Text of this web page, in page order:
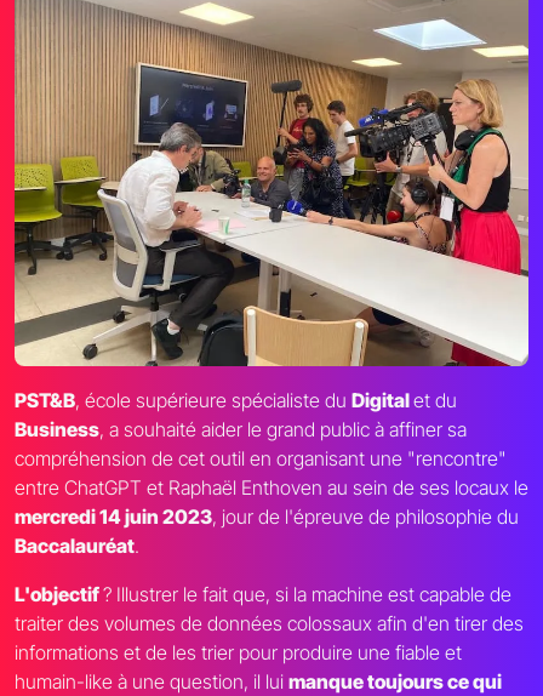
PST&B, école supérieure spécialiste du Digitalet du
Business, a souhaité aider le grand public à affiner sa
compréhension de cet outil en organisant une "rencontre"
entre ChatGPT et Raphaël Enthoven au sein de ses locaux le
mercredi 14 juin 2023, jour de l'épreuve de philosophie du
Baccalauréat.
L'objectif? Illustrer le fait que, si la machine est capable de
traiter des volumes de données colossaux afin d'en tirer des
informations et de les trier pour produire une fiable et
humain-like à une question, il lui manque toujours ce qui